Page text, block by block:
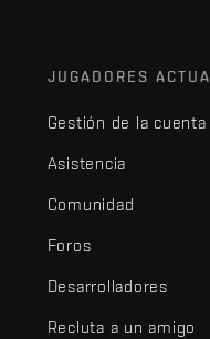
JUGADORES
Gestión de la cuenta
Asistencia
Comunidad
Foros
Desarrolladores
Recluta a un amigo